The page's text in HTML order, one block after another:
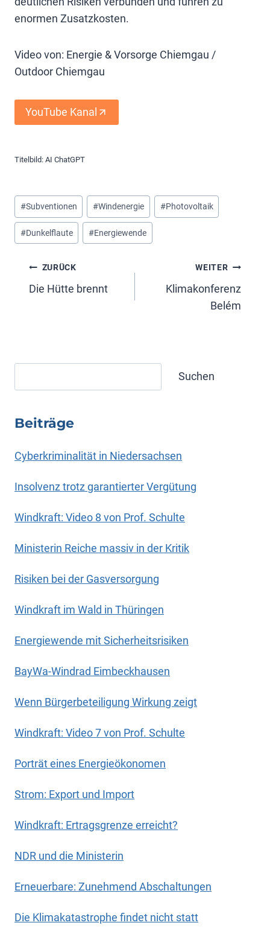
enormen Zusatzkosten.
Video von: Energie & Vorsorge Chiemgau /
Outdoor Chiemgau
YouTube Kanal
Titelbild: AI ChatGPT
Schlagworte:
#Subventionen #Windenergie #Photovoltaik
#Dunkelflaute #Energiewende
Beitragsnavigation
ZURÜCK
Die Hütte brennt
WEITER
Klimakonferenz
Belém
Suchen
Beiträge
Cyberkriminalität in Niedersachsen
Insolvenz trotz garantierter Vergütung
Windkraft: Video 8 von Prof. Schulte
Ministerin Reiche massiv in der Kritik
Risiken bei der Gasversorgung
Windkraft im Wald in Thüringen
Energiewende mit Sicherheitsrisiken
BayWa-Windrad Eimbeckhausen
Wenn Bürgerbeteiligung Wirkung zeigt
Windkraft: Video 7 von Prof. Schulte
Porträt eines Energieökonomen
Strom: Export und Import
Windkraft: Ertragsgrenze erreicht?
NDR und die Ministerin
Erneuerbare: Zunehmend Abschaltungen
Die Klimakatastrophe findet nicht statt